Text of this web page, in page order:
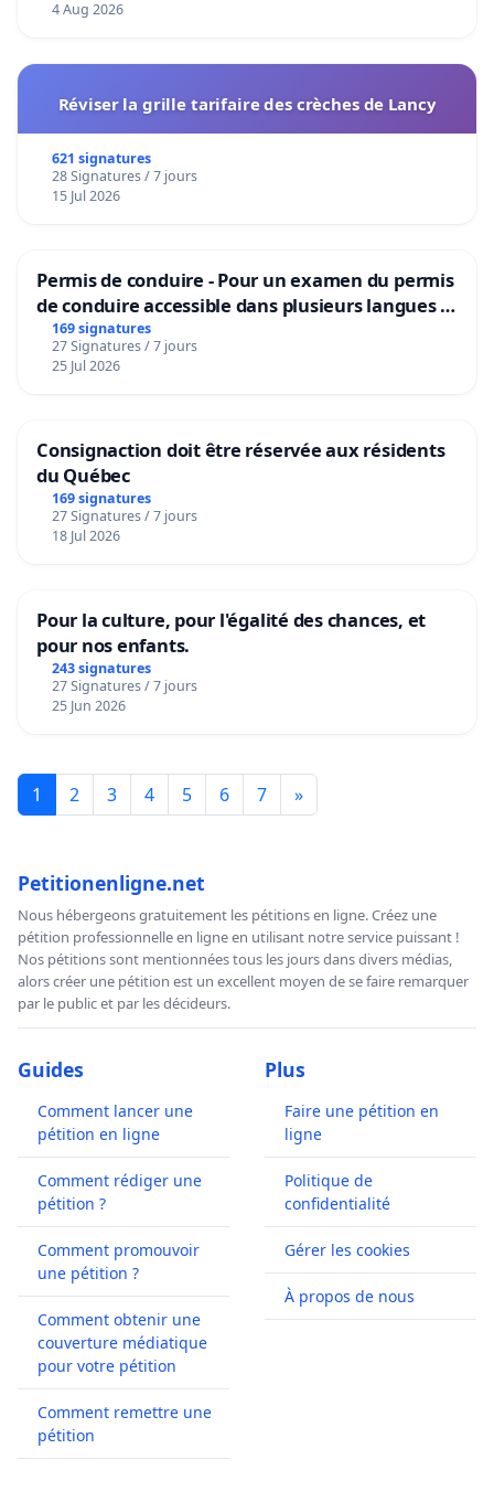
4 Aug 2026
Réviser la grille tarifaire des crèches de Lancy
621 signatures
28 Signatures / 7 jours
15 Jul 2026
Permis de conduire - Pour un examen du permis
de conduire accessible dans plusieurs langues à
Bruxelles
169 signatures
27 Signatures / 7 jours
25 Jul 2026
Consignaction doit être réservée aux résidents
du Québec
169 signatures
27 Signatures / 7 jours
18 Jul 2026
Pour la culture, pour l'égalité des chances, et
pour nos enfants.
243 signatures
27 Signatures / 7 jours
25 Jun 2026
1 2 3 4 5 6 7 »
Petitionenligne.net
Nous hébergeons gratuitement les pétitions en ligne. Créez une
pétition professionnelle en ligne en utilisant notre service puissant !
Nos pétitions sont mentionnées tous les jours dans divers médias,
alors créer une pétition est un excellent moyen de se faire remarquer
par le public et par les décideurs.
Guides
Comment lancer une
pétition en ligne
Comment rédiger une
pétition ?
Comment promouvoir
une pétition ?
Comment obtenir une
couverture médiatique
pour votre pétition
Comment remettre une
pétition
Plus
Faire une pétition en
ligne
Politique de
confidentialité
Gérer les cookies
À propos de nous